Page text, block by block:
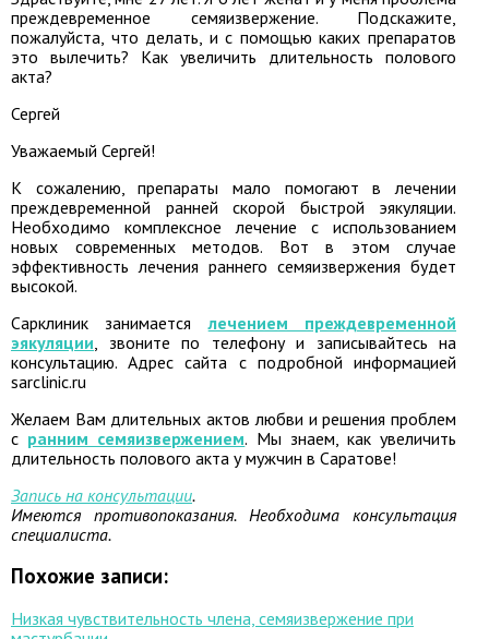
преждевременное семяизвержение. Подскажите,
пожалуйста, что делать, и с помощью каких препаратов
это вылечить? Как увеличить длительность полового
акта?
Сергей
Уважаемый Сергей!
К сожалению, препараты мало помогают в лечении
преждевременной ранней скорой быстрой эякуляции.
Необходимо комплексное лечение с использованием
новых современных методов. Вот в этом случае
эффективность лечения раннего семяизвержения будет
высокой.
Сарклиник занимаетсялечением преждевременной
эякуляции, звоните по телефону и записывайтесь на
консультацию. Адрес сайта с подробной информацией
sarclinic.ru
Желаем Вам длительных актов любви и решения проблем
с ранним семяизвержением. Мы знаем, как увеличить
длительность полового акта у мужчин в Саратове!
Запись на консультации.
Имеются противопоказания. Необходима консультация
специалиста.
Похожие записи:
Низкая чувствительность члена, семяизвержение при